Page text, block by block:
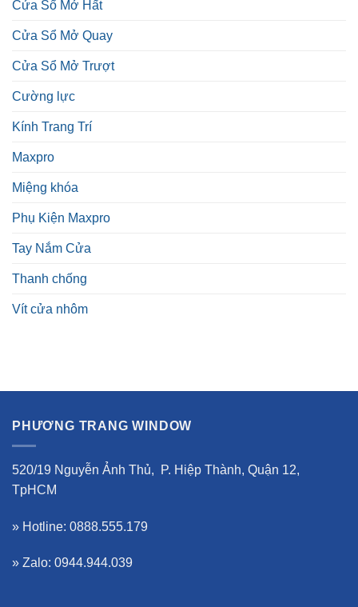
Cửa Sổ Mở Hất
Cửa Sổ Mở Quay
Cửa Sổ Mở Trượt
Cường lực
Kính Trang Trí
Maxpro
Miệng khóa
Phụ Kiện Maxpro
Tay Nắm Cửa
Thanh chống
Vít cửa nhôm
PHƯƠNG TRANG WINDOW
520/19 Nguyễn Ảnh Thủ, P. Hiệp Thành, Quận 12,
TpHCM
» Hotline: 0888.555.179
» Zalo: 0944.944.039